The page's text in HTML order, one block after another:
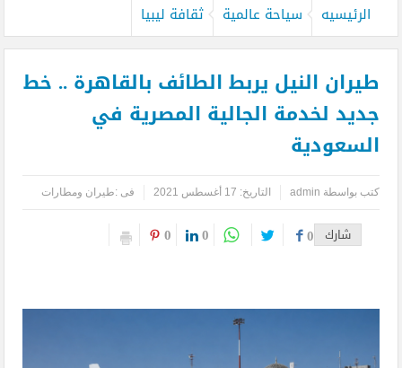
الرئيسيه سياحة عالمية ثقافة ليبيا
طيران النيل يربط الطائف بالقاهرة .. خط
جديد لخدمة الجالية المصرية في
السعودية
كتب بواسطة admin التاريخ: 17 أغسطس 2021 فى :طيران ومطارات
شارك 0
0
0